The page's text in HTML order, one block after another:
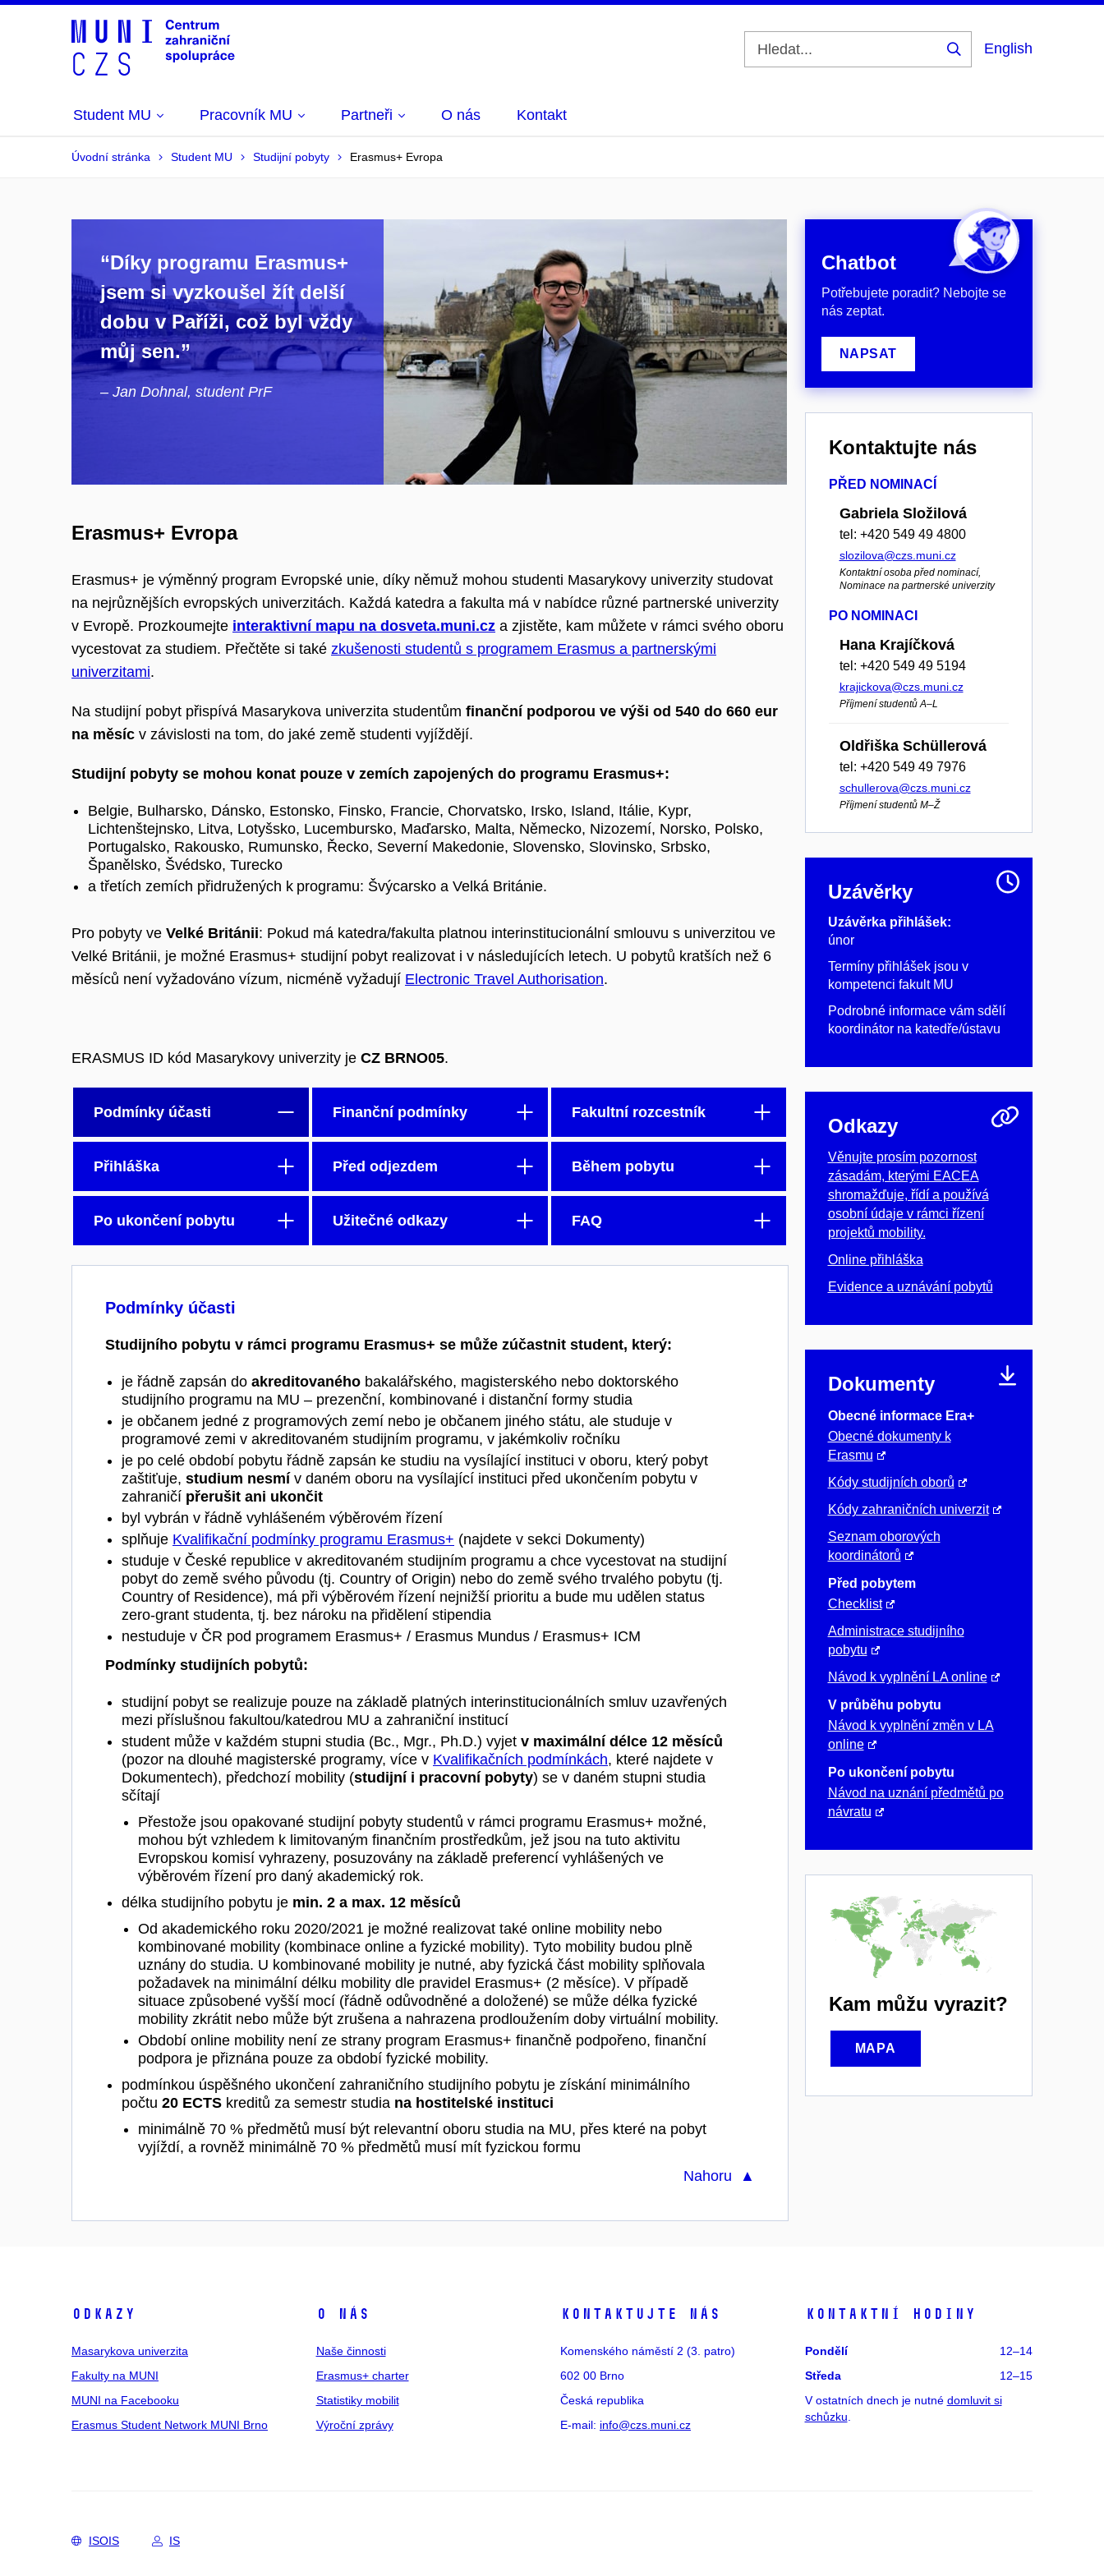
English
Student MU Pracovník MU Partneři O nás Kontakt
Úvodní stránka Student MU Studijní pobyty Erasmus+ Evropa
“Díky programu Erasmus+
jsem si vyzkoušel žít delší
dobu v Paříži, což byl vždy
můj sen.”
– Jan Dohnal, student PrF
Erasmus+ Evropa
Erasmus+ je výměnný program Evropské unie, díky němuž mohou studenti Masarykovy univerzity studovat
na nejrůznějších evropských univerzitách. Každá katedra a fakulta má v nabídce různé partnerské univerzity
v Evropě. Prozkoumejte interaktivní mapu na dosveta.muni.cz a zjistěte, kam můžete v rámci svého oboru
vycestovat za studiem. Přečtěte si také zkušenosti studentů s programem Erasmus a partnerskými
univerzitami.
Na studijní pobyt přispívá Masarykova univerzita studentům finanční podporou ve výši od 540 do 660 eur
na měsíc v závislosti na tom, do jaké země studenti vyjíždějí.
Studijní pobyty se mohou konat pouze v zemích zapojených do programu Erasmus+:
Belgie, Bulharsko, Dánsko, Estonsko, Finsko, Francie, Chorvatsko, Irsko, Island, Itálie, Kypr,
Lichtenštejnsko, Litva, Lotyšsko, Lucembursko, Maďarsko, Malta, Německo, Nizozemí, Norsko, Polsko,
Portugalsko, Rakousko, Rumunsko, Řecko, Severní Makedonie, Slovensko, Slovinsko, Srbsko,
Španělsko, Švédsko, Turecko
a třetích zemích přidružených k programu: Švýcarsko a Velká Británie.
Pro pobyty ve Velké Británii: Pokud má katedra/fakulta platnou interinstitucionální smlouvu s univerzitou ve
Velké Británii, je možné Erasmus+ studijní pobyt realizovat i v následujících letech. U pobytů kratších než 6
měsíců není vyžadováno vízum, nicméně vyžadují Electronic Travel Authorisation.
ERASMUS ID kód Masarykovy univerzity je CZ BRNO05.
Podmínky účasti Finanční podmínky Fakultní rozcestník
Přihláška Před odjezdem Během pobytu
Po ukončení pobytu Užitečné odkazy FAQ
Podmínky účasti
Studijního pobytu v rámci programu Erasmus+ se může zúčastnit student, který:
je řádně zapsán do akreditovaného bakalářského, magisterského nebo doktorského
studijního programu na MU – prezenční, kombinované i distanční formy studia
je občanem jedné z programových zemí nebo je občanem jiného státu, ale studuje v
programové zemi v akreditovaném studijním programu, v jakémkoliv ročníku
je po celé období pobytu řádně zapsán ke studiu na vysílající instituci v oboru, který pobyt
zaštiťuje, studium nesmí v daném oboru na vysílající instituci před ukončením pobytu v
zahraničí přerušit ani ukončit
byl vybrán v řádně vyhlášeném výběrovém řízení
splňuje Kvalifikační podmínky programu Erasmus+ (najdete v sekci Dokumenty)
studuje v České republice v akreditovaném studijním programu a chce vycestovat na studijní
pobyt do země svého původu (tj. Country of Origin) nebo do země svého trvalého pobytu (tj.
Country of Residence), má při výběrovém řízení nejnižší prioritu a bude mu udělen status
zero-grant studenta, tj. bez nároku na přidělení stipendia
nestuduje v ČR pod programem Erasmus+ / Erasmus Mundus / Erasmus+ ICM
Podmínky studijních pobytů:
studijní pobyt se realizuje pouze na základě platných interinstitucionálních smluv uzavřených
mezi příslušnou fakultou/katedrou MU a zahraniční institucí
student může v každém stupni studia (Bc., Mgr., Ph.D.) vyjet v maximální délce 12 měsíců
(pozor na dlouhé magisterské programy, více v Kvalifikačních podmínkách, které najdete v
Dokumentech), předchozí mobility (studijní i pracovní pobyty) se v daném stupni studia
sčítají
Přestože jsou opakované studijní pobyty studentů v rámci programu Erasmus+ možné,
mohou být vzhledem k limitovaným finančním prostředkům, jež jsou na tuto aktivitu
Evropskou komisí vyhrazeny, posuzovány na základě preferencí vyhlášených ve
výběrovém řízení pro daný akademický rok.
délka studijního pobytu je min. 2 a max. 12 měsíců
Od akademického roku 2020/2021 je možné realizovat také online mobility nebo
kombinované mobility (kombinace online a fyzické mobility). Tyto mobility budou plně
uznány do studia. U kombinované mobility je nutné, aby fyzická část mobility splňovala
požadavek na minimální délku mobility dle pravidel Erasmus+ (2 měsíce). V případě
situace způsobené vyšší mocí (řádně odůvodněné a doložené) se může délka fyzické
mobility zkrátit nebo může být zrušena a nahrazena prodloužením doby virtuální mobility.
Období online mobility není ze strany program Erasmus+ finančně podpořeno, finanční
podpora je přiznána pouze za období fyzické mobility.
podmínkou úspěšného ukončení zahraničního studijního pobytu je získání minimálního
počtu 20 ECTS kreditů za semestr studia na hostitelské instituci
minimálně 70 % předmětů musí být relevantní oboru studia na MU, přes které na pobyt
vyjíždí, a rovněž minimálně 70 % předmětů musí mít fyzickou formu
Nahoru ▲
Chatbot
Potřebujete poradit? Nebojte se
nás zeptat.
NAPSAT
Kontaktujte nás
PŘED NOMINACÍ
Gabriela Složilová
tel: +420 549 49 4800
slozilova@czs.muni.cz
Kontaktní osoba před nominací,
Nominace na partnerské univerzity
PO NOMINACI
Hana Krajíčková
tel: +420 549 49 5194
krajickova@czs.muni.cz
Příjmení studentů A–L
Oldřiška Schüllerová
tel: +420 549 49 7976
schullerova@czs.muni.cz
Příjmení studentů M–Ž
Uzávěrky
Uzávěrka přihlášek:
únor
Termíny přihlášek jsou v
kompetenci fakult MU
Podrobné informace vám sdělí
koordinátor na katedře/ústavu
Odkazy
Věnujte prosím pozornost
zásadám, kterými EACEA
shromažďuje, řídí a používá
osobní údaje v rámci řízení
projektů mobility.
Online přihláška
Evidence a uznávání pobytů
Dokumenty
Obecné informace Era+
Obecné dokumenty k
Erasmu
Kódy studijních oborů
Kódy zahraničních univerzit
Seznam oborových
koordinátorů
Před pobytem
Checklist
Administrace studijního
pobytu
Návod k vyplnění LA online
V průběhu pobytu
Návod k vyplnění změn v LA
online
Po ukončení pobytu
Návod na uznání předmětů po
návratu
Kam můžu vyrazit?
MAPA
Odkazy
Masarykova univerzita
Fakulty na MUNI
MUNI na Facebooku
Erasmus Student Network MUNI Brno
O nás
Naše činnosti
Erasmus+ charter
Statistiky mobilit
Výroční zprávy
Kontaktujte nás
Komenského náměstí 2 (3. patro)
602 00 Brno
Česká republika
E-mail: info@czs.muni.cz
Kontaktní hodiny
Pondělí
12–14
Středa
12–15
V ostatních dnech je nutné domluvit si
schůzku
ISOIS IS